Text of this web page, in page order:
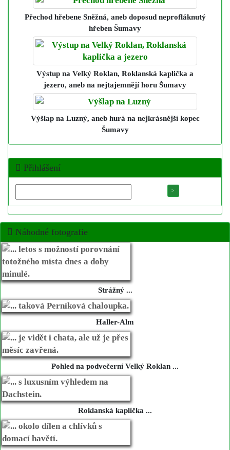
Přechod hřebene Sněžná, aneb doposud neprofláknutý
hřeben Šumavy
Výstup na Velký Roklan, Roklanská kaplička a
jezero, aneb na nejtajemnějí horu Šumavy
Výšlap na Luzný, aneb hurá na nejkrásnější kopec
Šumavy
Přihlášení
Náhodné fotografie
Strážný ...
Haller-Alm
Pohled na podvečerní Velký Roklan ...
Roklanská kaplička ...